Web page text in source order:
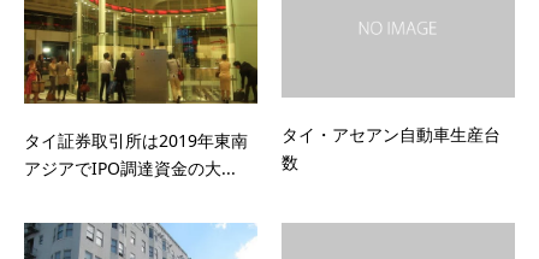
タイ証券取引所は2019年東南
アジアでIPO調達資金の大...
タイ・アセアン自動車生産台
数